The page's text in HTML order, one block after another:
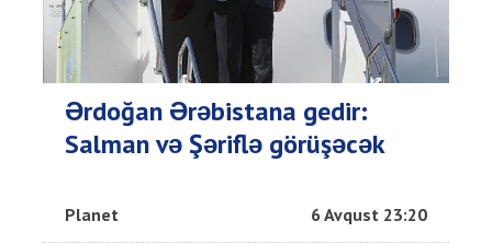
Ərdoğan Ərəbistana gedir:
Salman və Şəriflə görüşəcək
Planet 6 Avqust 23:20